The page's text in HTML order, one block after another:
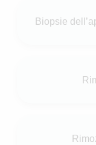
Biopsie